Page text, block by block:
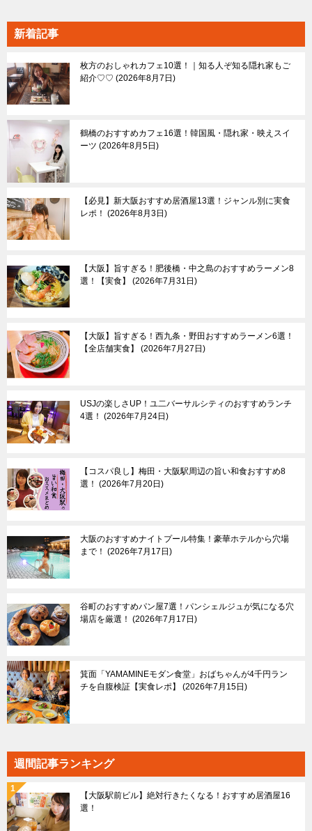
一
覧
新着記事
枚方のおしゃれカフェ10選！｜知る人ぞ知る隠れ家もご
紹介♡♡ 2026年8月7日
鶴橋のおすすめカフェ16選！韓国風・隠れ家・映えスイ
ーツ 2026年8月5日
【必見】新大阪おすすめ居酒屋13選！ジャンル別に実食
レポ！
2026年8月3日
【大阪】旨すぎる！肥後橋・中之島のおすすめラーメン8
選！【実食】
2026年7月31日
【大阪】旨すぎる！西九条・野田おすすめラーメン6選！
【全店舗実食】
2026年7月27日
USJの楽しさUP！ユ二バーサルシティのおすすめランチ
4選！
2026年7月24日
【コスパ良し】梅田・大阪駅周辺の旨い和食おすすめ8
選！
2026年7月20日
大阪のおすすめナイトプール特集！豪華ホテルから穴場
まで！
2026年7月17日
谷町のおすすめパン屋7選！パンシェルジュが気になる穴
場店を厳選！
2026年7月17日
箕面「YAMAMINEモダン食堂」おばちゃんが4千円ラン
チを自腹検証【実食レポ】
2026年7月15日
週間記事ランキング
【大阪駅前ビル】絶対行きたくなる！おすすめ居酒屋16
選！